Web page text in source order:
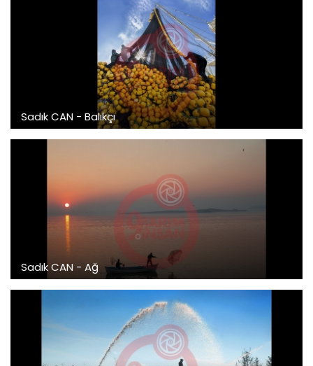
Sadık CAN - Balıkçı
Sadık CAN - Ağ